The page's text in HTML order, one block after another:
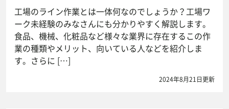
工場のライン作業とは一体何なのでしょうか？工場ワ
ーク未経験のみなさんにも分かりやすく解説します。
食品、機械、化粧品など様々な業界に存在するこの作
業の種類やメリット、向いている人などを紹介しま
す。さらに […]
2024年8月21日更新